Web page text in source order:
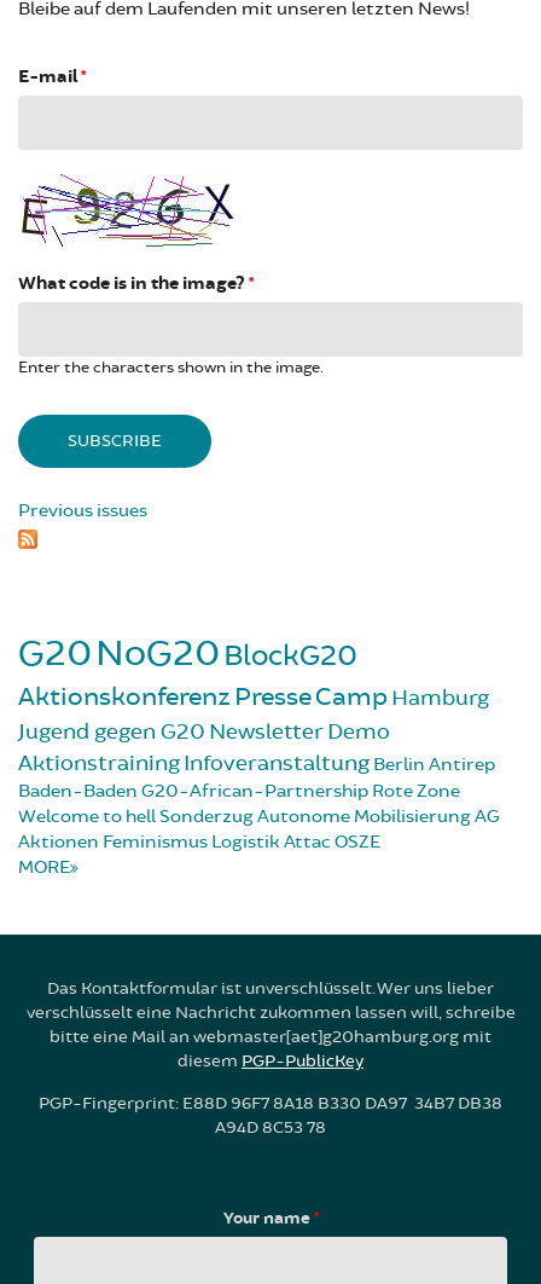
Bleibe auf dem Laufenden mit unseren letzten News!
E-mail*
What code is in the image? *
Enter the characters shown in the image.
Previous issues
G20NoG20 BlockG20
Aktionskonferenz PresseCampHamburg
Jugend gegen G20 NewsletterDemo
AktionstrainingInfoveranstaltung Berlin Antirep
Baden-Baden G20-African-Partnership Rote Zone
Welcome to hellSonderzugAutonome MobilisierungAG
Aktionen Feminismus Logistik Attac OSZE
MORE
Das Kontaktformular ist unverschlüsselt. Wer uns lieber
verschlüsselt eine Nachricht zukommen lassen will, schreibe
bitte eine Mail an webmaster[aet]g20hamburg.org mit
diesem PGP-PublicKey
PGP-Fingerprint: E88D 96F7 8A18 B330 DA97 34B7 DB38
A94D 8C53 78
Your name*